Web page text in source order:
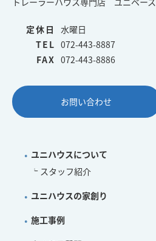
定休日
水曜日
TEL 072-443-8887
FAX 072-443-8886
お問い合わせ
ユニハウスについて
スタッフ紹介
ユニハウスの家創り
施工事例